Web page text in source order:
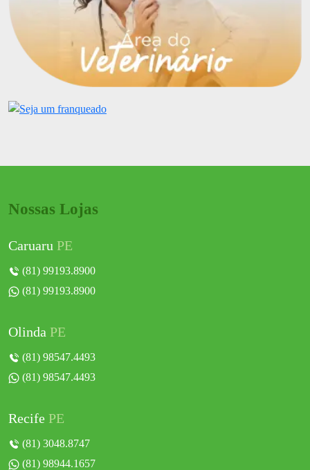
Nossas Lojas
Caruaru PE
(81) 99193.8900
(81) 99193.8900
Olinda PE
(81) 98547.4493
(81) 98547.4493
Recife PE
(81) 3048.8747
(81) 98944.1657